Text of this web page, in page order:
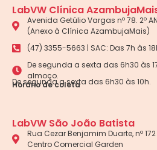
LabVW Clínica
Avenida Getúlio Vargas nº 78. 2º
(Anexo à Clínica AzambujaMais)
(47) 3355-5663 | SAC: Das 7h às
De segunda a sexta das 6h30 às
almoço.
Horário de coleta
De segunda a sexta das 6h30 às 10h.
LabVW São João Batista
Rua Cezar Benjamim Duarte, nº
Centro Comercial Garden